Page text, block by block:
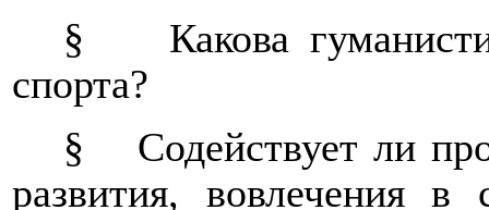
§
Какова
спорта?
§
Содействует ли
развития, вовлечения